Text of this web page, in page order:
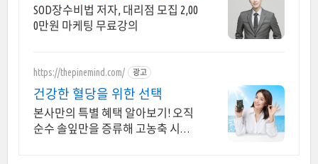
-6972
SOD장수비법 저자, 대리점 모집 2,00
0만원 마케팅 무료강의
https://thepinemind.com/ 광고
건강한 혈당을 위한 선택
본사만의 특별 혜택 알아보기! 오직
순수 솔잎만을 증류해 고농축 시킨